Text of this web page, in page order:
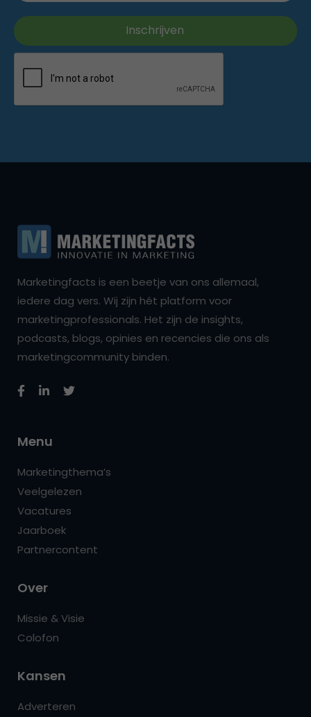
Marketingfacts is een beetje van ons allemaal,
iedere dag vers. Wij zijn hét platform voor
marketingprofessionals. Het zijn de insights,
podcasts, blogs, opinies en recencies die ons als
marketingcommunity binden.
Menu
Marketingthema’s
Veelgelezen
Vacatures
Jaarboek
Partnercontent
Over
Missie & Visie
Colofon
Kansen
Adverteren